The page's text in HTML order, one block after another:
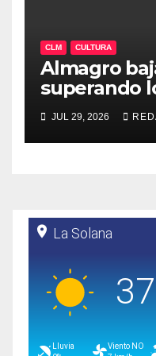
CLM CULTURA
Almagro
superando
50ª edición
JUL 29, 2026